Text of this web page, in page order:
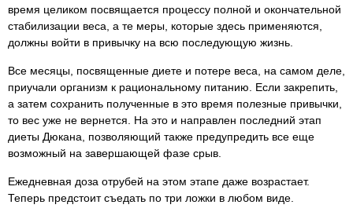
время целиком посвящается процессу полной и окончательной
стабилизации веса, а те меры, которые здесь применяются,
должны войти в привычку на всю последующую жизнь.
Все месяцы, посвященные диете и потере веса, на самом деле,
приучали организм к рациональному питанию. Если закрепить,
а затем сохранить полученные в это время полезные привычки,
то вес уже не вернется. На это и направлен последний этап
диеты Дюкана, позволяющий также предупредить все еще
возможный на завершающей фазе срыв.
Ежедневная доза отрубей на этом этапе даже возрастает.
Теперь предстоит съедать по три ложки в любом виде.